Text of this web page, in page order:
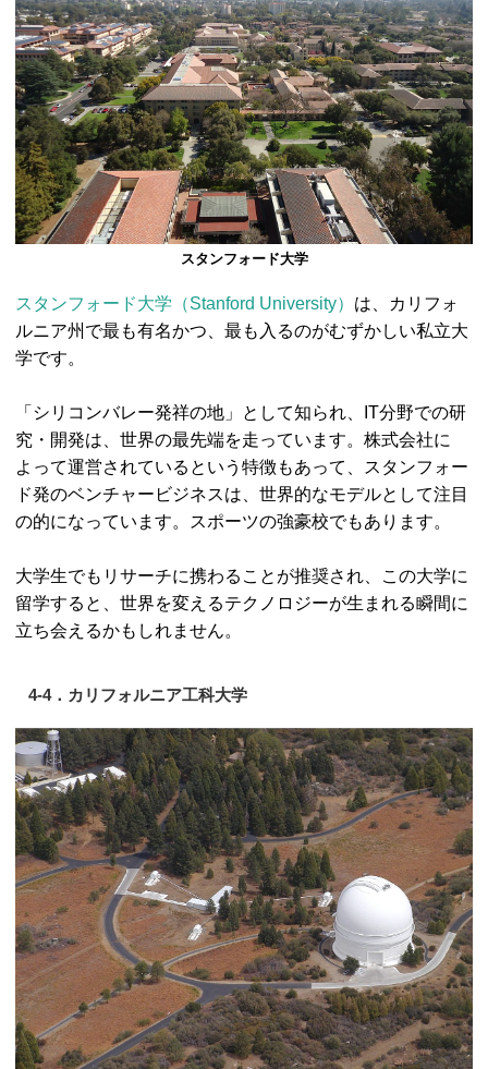
スタンフォード大学
スタンフォード大学（Stanford University） は、カリフォ
ルニア州で最も有名かつ、最も入るのがむずかしい私立大
学です。
「シリコンバレー発祥の地」として知られ、IT分野での研
究・開発は、世界の最先端を走っています。株式会社に
よって運営されているという特徴もあって、スタンフォー
ド発のベンチャービジネスは、世界的なモデルとして注目
の的になっています。スポーツの強豪校でもあります。
大学生でもリサーチに携わることが推奨され、この大学に
留学すると、世界を変えるテクノロジーが生まれる瞬間に
立ち会えるかもしれません。
4-4．カリフォルニア工科大学